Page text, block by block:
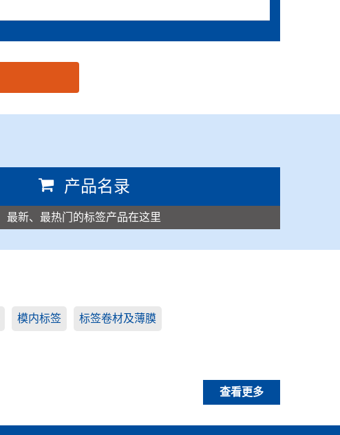
产品名录
最新、最热门的标签产品在这里
模内标签 标签卷材及薄膜
查看更多